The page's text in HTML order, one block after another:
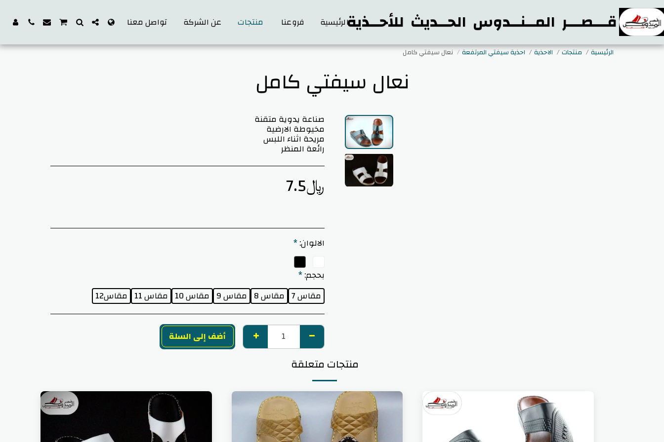
قـــصـــر المــنــدوس الحــديث للأحــذيةالرئيسية فروعنا منتجات عن الشركة تواصل معنا
الرئيسية منتجات الاحذية احذية سيفتي المرتفعة نعال سيفتي كامل
نعال سيفتي كامل
رائعة المنظر
﷼7.5
الالوان:*
بحجم:*
مقاس 7
مقاس 8 مقاس 9 مقاس 10 مقاس 11 مقاس12
أضف إلى السلة
منتجات متعلقة